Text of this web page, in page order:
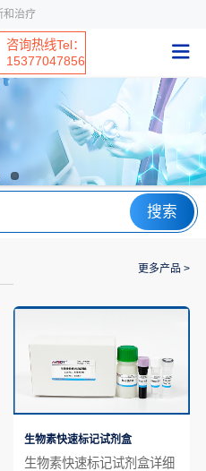
和治疗
咨询热线Tel：
15377047856
搜索
更多产品 >
生物素快速标记试剂盒
生物素快速标记试剂盒详细